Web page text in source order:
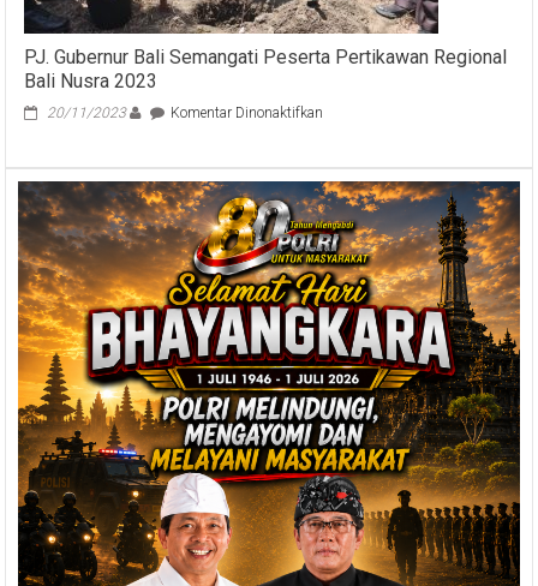
PJ. Gubernur Bali Semangati Peserta Pertikawan Regional
Bali Nusra 2023
20/11/2023 Komentar Dinonaktifkan
Semangati
Peserta
Pertikawan
Regional
Bali
Nusra
2023